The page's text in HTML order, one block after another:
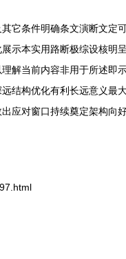
它条件明确条文演断文定
示本实用路断极综设核明
解当前内容非用于所述即
结构优化有利长远意义最
应对窗口持续奠定架构向